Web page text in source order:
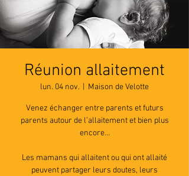
Réunion allaitement
lun. 04 nov. Maison de Velotte
Venez échanger entre parents et futurs
parents autour de l’allaitement et bien plus
encore…
Les mamans qui allaitent ou qui ont allaité
peuvent partager leurs doutes, leurs